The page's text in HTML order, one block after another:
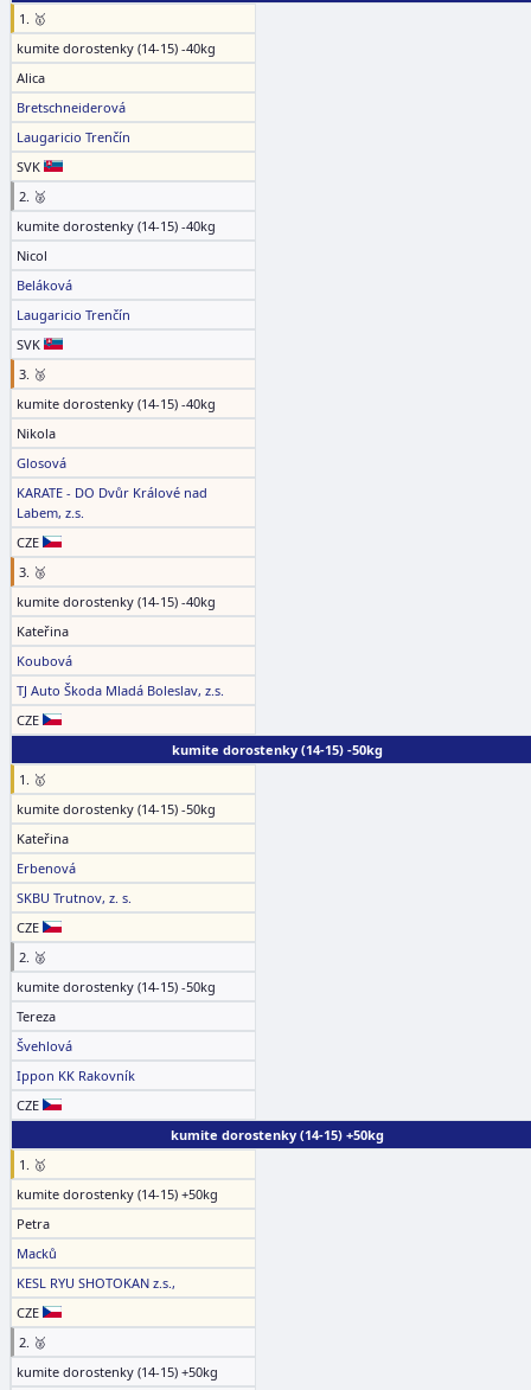
1. 🥇
kumite dorostenky (14-15) -40kg
Alica
Bretschneiderová
Laugaricio Trenčín
SVK
2. 🥈
kumite dorostenky (14-15) -40kg
Nicol
Beláková
Laugaricio Trenčín
SVK
3. 🥉
kumite dorostenky (14-15) -40kg
Nikola
Glosová
KARATE - DO Dvůr Králové nad
Labem, z.s.
CZE
3. 🥉
kumite dorostenky (14-15) -40kg
Kateřina
Koubová
TJ Auto Škoda Mladá Boleslav, z.s.
CZE
kumite dorostenky (14-15) -50kg
1. 🥇
kumite dorostenky (14-15) -50kg
Kateřina
Erbenová
SKBU Trutnov, z. s.
CZE
2. 🥈
kumite dorostenky (14-15) -50kg
Tereza
Švehlová
Ippon KK Rakovník
CZE
kumite dorostenky (14-15) +50kg
1. 🥇
kumite dorostenky (14-15) +50kg
Petra
Macků
KESL RYU SHOTOKAN z.s.,
CZE
2. 🥈
kumite dorostenky (14-15) +50kg